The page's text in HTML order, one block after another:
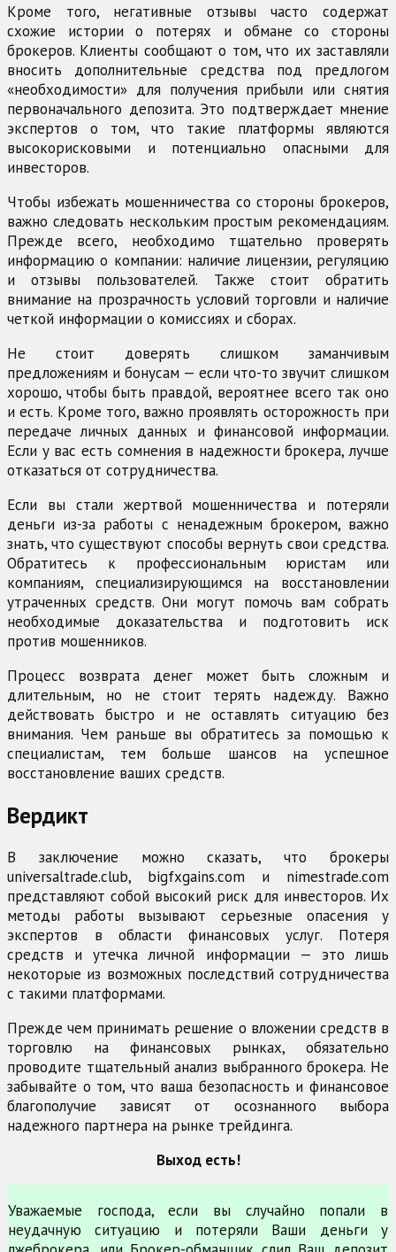
Кроме того, негативные отзывы часто содержат
схожие истории о потерях и обмане со стороны
брокеров. Клиенты сообщают о том, что их заставляли
вносить дополнительные средства под предлогом
«необходимости» для получения прибыли или снятия
первоначального депозита. Это подтверждает мнение
экспертов о том, что такие платформы являются
высокорисковыми и потенциально опасными для
инвесторов.
Чтобы избежать мошенничества со стороны брокеров,
важно следовать нескольким простым рекомендациям.
Прежде всего, необходимо тщательно проверять
информацию о компании: наличие лицензии, регуляцию
и отзывы пользователей. Также стоит обратить
внимание на прозрачность условий торговли и наличие
четкой информации о комиссиях и сборах.
Не стоит доверять слишком заманчивым
предложениям и бонусам — если что-то звучит слишком
хорошо, чтобы быть правдой, вероятнее всего так оно
и есть. Кроме того, важно проявлять осторожность при
передаче личных данных и финансовой информации.
Если у вас есть сомнения в надежности брокера, лучше
отказаться от сотрудничества.
Если вы стали жертвой мошенничества и потеряли
деньги из-за работы с ненадежным брокером, важно
знать, что существуют способы вернуть свои средства.
Обратитесь к профессиональным юристам или
компаниям, специализирующимся на восстановлении
утраченных средств. Они могут помочь вам собрать
необходимые доказательства и подготовить иск
против мошенников.
Процесс возврата денег может быть сложным и
длительным, но не стоит терять надежду. Важно
действовать быстро и не оставлять ситуацию без
внимания. Чем раньше вы обратитесь за помощью к
специалистам, тем больше шансов на успешное
восстановление ваших средств.
Вердикт
В заключение можно сказать, что брокеры
universaltrade.club, bigfxgains.com и nimestrade.com
представляют собой высокий риск для инвесторов. Их
методы работы вызывают серьезные опасения у
экспертов в области финансовых услуг. Потеря
средств и утечка личной информации — это лишь
некоторые из возможных последствий сотрудничества
с такими платформами.
Прежде чем принимать решение о вложении средств в
торговлю на финансовых рынках, обязательно
проводите тщательный анализ выбранного брокера. Не
забывайте о том, что ваша безопасность и финансовое
благополучие зависят от осознанного выбора
надежного партнера на рынке трейдинга.
Выход есть!
Уважаемые господа, если вы случайно попали в
неудачную ситуацию и потеряли Ваши деньги у